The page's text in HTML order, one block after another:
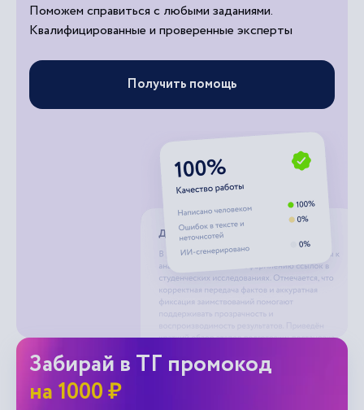
Поможем справиться с любыми заданиями.
Квалифицированные и проверенные эксперты
Получить помощь
Забирай в ТГ промокод
на 1000 ₽